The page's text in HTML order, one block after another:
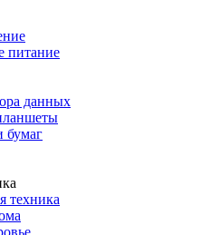
питание
данных
бумаг
техника